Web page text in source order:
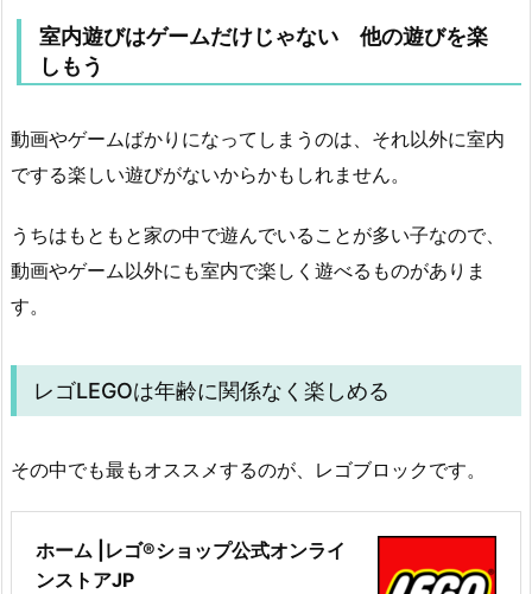
室内遊びはゲームだけじゃない 他の遊びを楽
しもう
動画やゲームばかりになってしまうのは、それ以外に室内
でする楽しい遊びがないからかもしれません。
うちはもともと家の中で遊んでいることが多い子なので、
動画やゲーム以外にも室内で楽しく遊べるものがありま
す。
レゴLEGOは年齢に関係なく楽しめる
その中でも最もオススメするのが、レゴブロックです。
ホーム |レゴ®ショップ公式オンライ
ンストアJP